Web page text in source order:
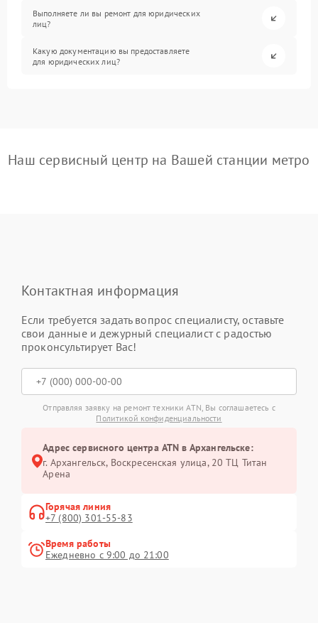
Выполняете ли вы ремонт для юридических
лиц?
Какую документацию вы предоставляете
для юридических лиц?
Наш сервисный центр на Вашей станции метро
Контактная информация
Если требуется задать вопрос специалисту, оставьте
свои данные и дежурный специалист с радостью
проконсультирует Вас!
Отправляя заявку на ремонт техники ATN, Вы соглашаетесь с
Политикой конфиденциальности
Адрес сервисного центра ATN в Архангельске:
г. Архангельск, Воскресенская улица, 20 ТЦ Титан
Арена
Горячая линия
+7 (800) 301-55-83
Время работы
Ежедневно с 9:00 до 21:00